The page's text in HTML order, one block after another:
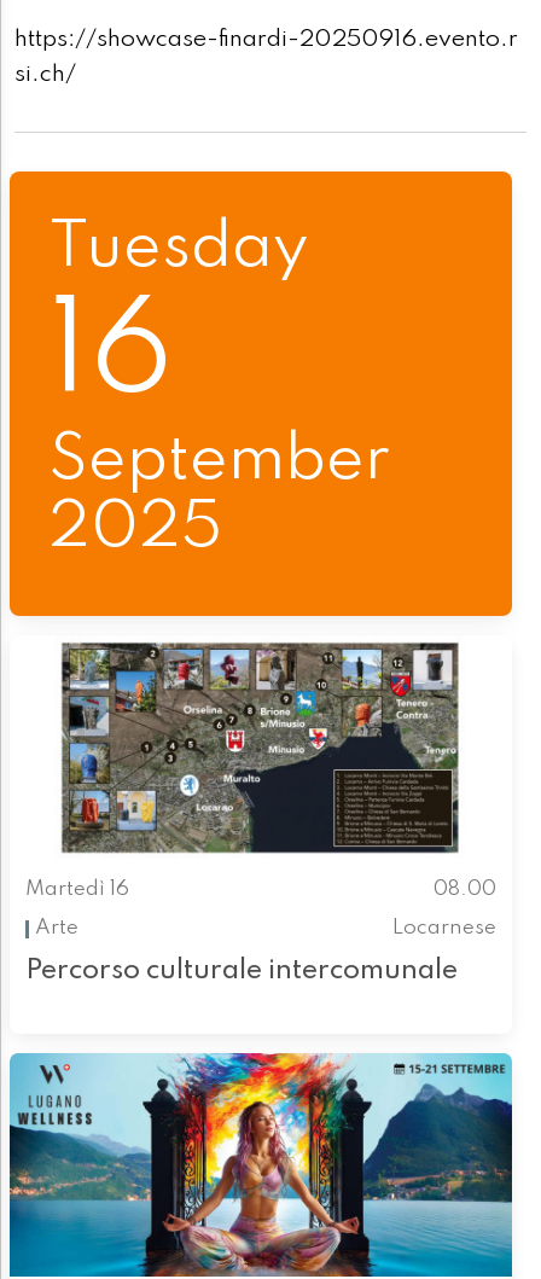
https://showcase-finardi-20250916.evento.r
si.ch/
Tuesday
16
September
2025
Martedì 16
08.00
Arte
Locarnese
Percorso culturale intercomunale